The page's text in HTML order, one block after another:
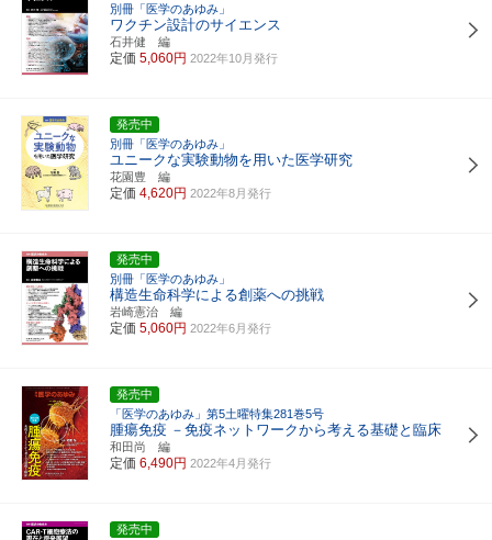
別冊「医学のあゆみ」
ワクチン設計のサイエンス
石井健 編
定価 5,060円 2022年10月発行
発売中
別冊「医学のあゆみ」
ユニークな実験動物を用いた医学研究
花園豊 編
定価 4,620円 2022年8月発行
発売中
別冊「医学のあゆみ」
構造生命科学による創薬への挑戦
岩崎憲治 編
定価 5,060円 2022年6月発行
発売中
「医学のあゆみ」第5土曜特集281巻5号
腫瘍免疫 －免疫ネットワークから考える基礎と臨床
和田尚 編
定価 6,490円 2022年4月発行
発売中